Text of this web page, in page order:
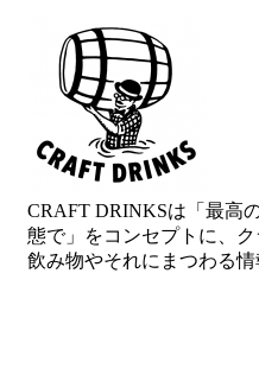
ョ
ン
CRAFT DRINKSは「最高
態で」をコンセプトに、
飲み物やそれにまつわる